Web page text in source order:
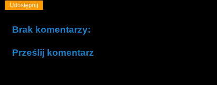
Udostępnij
Brak komentarzy:
Prześlij komentarz